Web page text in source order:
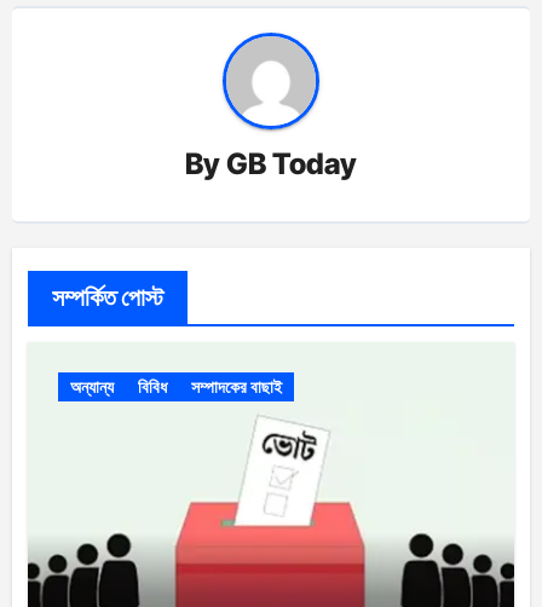
ByGB Today
সম্পর্কিত পোস্ট
অন্যান্য বিবিধ সম্পাদকের বাছাই